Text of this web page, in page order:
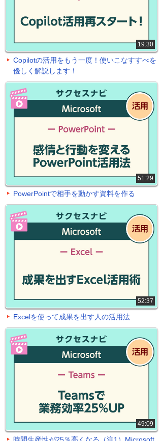
19:30
Copilotの活用をもう一度！使いこなすすべを
優しく解説します！
51:29
PowerPointで相手を動かす資料を作る
52:37
Excelを使って成果を出す人の活用法
49:09